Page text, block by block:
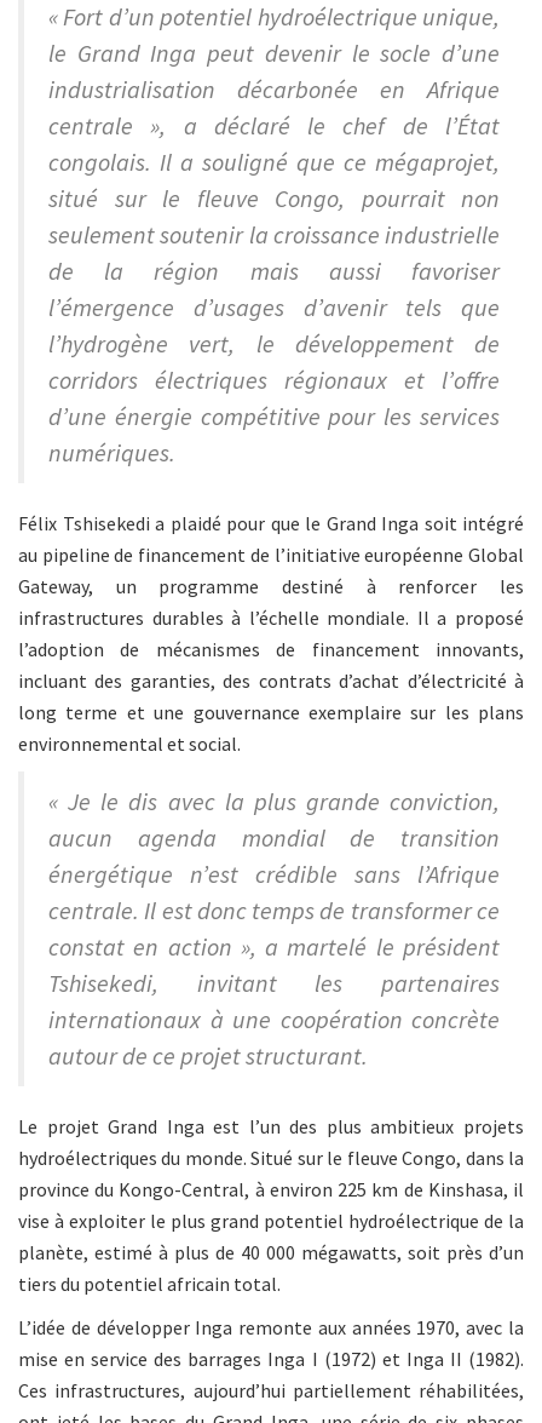
« Fort d’un potentiel hydroélectrique unique,
le Grand Inga peut devenir le socle d’une
industrialisation décarbonée en Afrique
centrale », a déclaré le chef de l’État
congolais. Il a souligné que ce mégaprojet,
situé sur le fleuve Congo, pourrait non
seulement soutenir la croissance industrielle
de la région mais aussi favoriser
l’émergence d’usages d’avenir tels que
l’hydrogène vert, le développement de
corridors électriques régionaux et l’offre
d’une énergie compétitive pour les services
numériques.
Félix Tshisekedi a plaidé pour que le Grand Inga soit intégré
au pipeline de financement de l’initiative européenne Global
Gateway, un programme destiné à renforcer les
infrastructures durables à l’échelle mondiale. Il a proposé
l’adoption de mécanismes de financement innovants,
incluant des garanties, des contrats d’achat d’électricité à
long terme et une gouvernance exemplaire sur les plans
environnemental et social.
« Je le dis avec la plus grande conviction,
aucun agenda mondial de transition
énergétique n’est crédible sans l’Afrique
centrale. Il est donc temps de transformer ce
constat en action », a martelé le président
Tshisekedi, invitant les partenaires
internationaux à une coopération concrète
autour de ce projet structurant.
Le projet Grand Inga est l’un des plus ambitieux projets
hydroélectriques du monde. Situé sur le fleuve Congo, dans la
province du Kongo-Central, à environ 225 km de Kinshasa, il
vise à exploiter le plus grand potentiel hydroélectrique de la
planète, estimé à plus de 40 000 mégawatts, soit près d’un
tiers du potentiel africain total.
L’idée de développer Inga remonte aux années 1970, avec la
mise en service des barrages Inga I (1972) et Inga II (1982).
Ces infrastructures, aujourd’hui partiellement réhabilitées,